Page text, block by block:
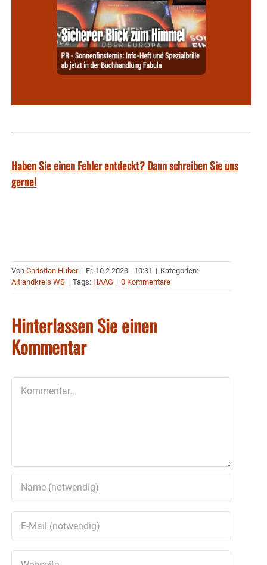
Haben Sie einen Fehler entdeckt? Dann schreiben Sie uns
gerne!
Von Christian Huber | Fr. 10.2.2023 - 10:31 | Kategorien:
Altlandkreis WS | Tags: HAAG | 0 Kommentare
Hinterlassen Sie einen
Kommentar